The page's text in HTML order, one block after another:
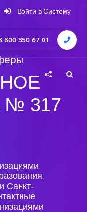
Войти в Систему
800 350 67 01
317
Санкт-